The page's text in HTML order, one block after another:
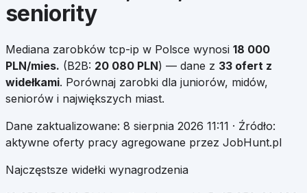
seniority
Mediana zarobków tcp-ip w Polsce wynosi 18 000
PLN/mies. (B2B: 20 080 PLN) — dane z 33 ofert z
widełkami. Porównaj zarobki dla juniorów, midów,
seniorów i największych miast.
Dane zaktualizowane: 8 sierpnia 2026 11:11 · Źródło:
aktywne oferty pracy agregowane przez JobHunt.pl
Najczęstsze widełki wynagrodzenia